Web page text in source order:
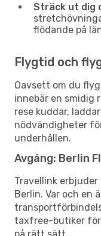
Sträck ut dig
flödande på
Flygtid och
Oavsett om du
innebär en smidig
rese kuddar,
nödvändigheter
underhållen.
Avgång: Berlin
Travellink
Berlin. Var och en
taxfree-butiker